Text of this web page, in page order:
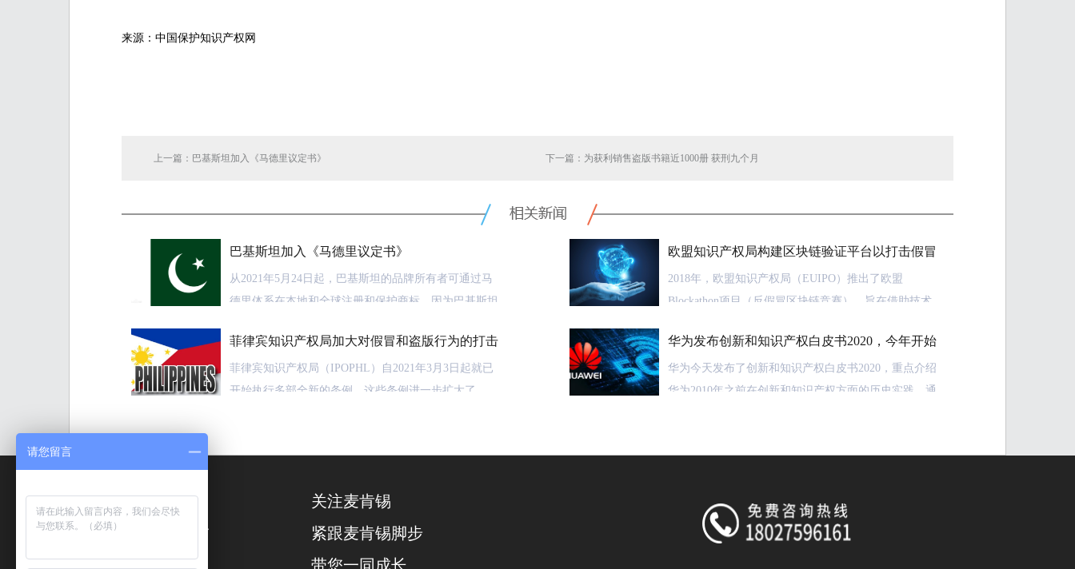
来源：中国保护知识产权网
上一篇：巴基斯坦加入《马德里议定书》 下一篇：为获利销售盗版书籍近1000册 获刑九个月
巴基斯坦加入《马德里议定书》
从2021年5月24日起，巴基斯坦的品牌所有者可通过马
德里体系在本地和全球注册和保护商标，因为巴基斯坦
本地品牌所有者可通过马德里体系提交一份涵盖123个
区域和107个成员的国际商标申请，且只需支付一笔费
加费用。
由于该体系带来的便利，品牌所有者可以更加有效地扩
大和发展业务以及实施知识产权。
欧盟知识产权局构建区块链验证平台以打击假冒
2018年，欧盟知识产权局（EUIPO）推出了欧盟
Blockathon项目（反假冒区块链竞赛），旨在借助技术
来。基于这些年来共享的知识和经验，EUIPO决定进一
步为权利人和公共机构提供优质的服务，以支持创新和
企业家精神。
其未来五年计划的一部分），以构建可扩展且去中心化
法机构的风险分析系统以及现有的EUIPO工具进行互
菲律宾知识产权局加大对假冒和盗版行为的打击
菲律宾知识产权局（IPOPHL）自2021年3月3日起就已
开始执行多部全新的条例。这些条例进一步扩大了
冒和盗版行为的蔓延。
根据IPOPHL的《第2020－049号备忘录通告》以及《行
政执法知识产权程序修订细则》中的内容，目前电子、
华为发布创新和知识产权白皮书2020，今年开始
华为今天发布了创新和知识产权白皮书2020，重点介绍
华为2010年之前在创新和知识产权方面的历史实践，通
华为首席法务官宋柳平在深圳总部召开的“知识产权：
保护科技创新的前进引擎”论坛上表示：“我们希望通过
今天发布的2020版白皮书，展示华为公司30年来技术创
一
关注麦肯锡
紧跟麦肯锡脚步
带您一同成长
请您留言